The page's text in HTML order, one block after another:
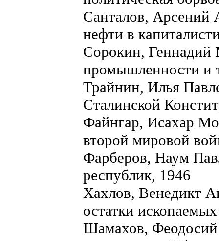
Санталов, Арсений
нефти в
Сорокин, Геннадий
промышленности и
Трайнин, Илья
Сталинской
Файнгар, Исахар
второй мировой
Фарберов, Наум
республик, 1946
Хахлов, Венедикт
остатки
Шамахов,